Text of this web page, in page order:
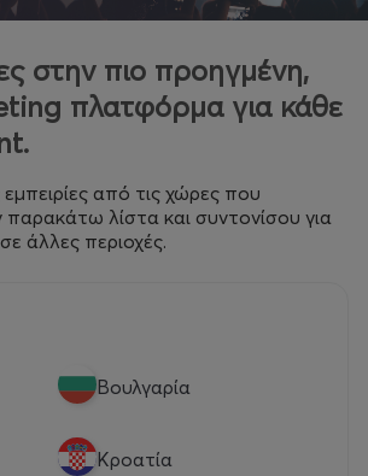
στην πιο προηγμένη,
πλατφόρμα για κάθε
από τις χώρες που
παρακάτω λίστα και συντονίσου για
άλλες περιοχές.
Βουλγαρία
Κροατία